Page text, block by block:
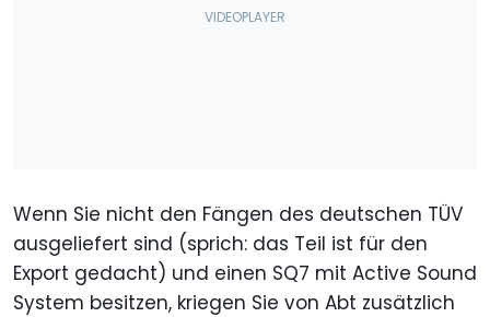
Wenn Sie nicht den Fängen des deutschen TÜV
ausgeliefert sind (sprich: das Teil ist für den
Export gedacht) und einen SQ7 mit Active Sound
System besitzen, kriegen Sie von Abt zusätzlich